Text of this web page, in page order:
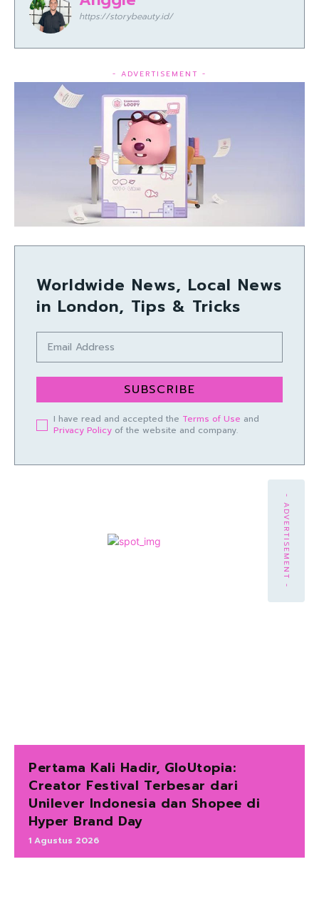
https://storybeauty.id/
- ADVERTISEMENT -
Worldwide News, Local News
in London, Tips & Tricks
SUBSCRIBE
I have read and accepted the Terms of Use and
Privacy Policy of the website and company.
- ADVERTISEMENT -
Pertama Kali Hadir, GloUtopia:
Creator Festival Terbesar dari
Unilever Indonesia dan Shopee di
Hyper Brand Day
1 Agustus 2026